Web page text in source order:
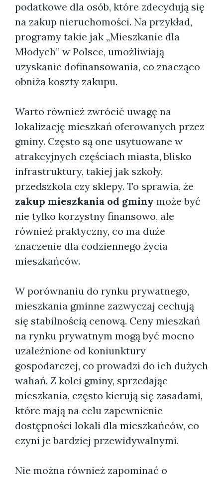
podatkowe dla osób, które zdecydują się
na zakup nieruchomości. Na przykład,
programy takie jak „Mieszkanie dla
Młodych” w Polsce, umożliwiają
uzyskanie dofinansowania, co znacząco
obniża koszty zakupu.
Warto również zwrócić uwagę na
lokalizację mieszkań oferowanych przez
gminy. Często są one usytuowane w
atrakcyjnych częściach miasta, blisko
infrastruktury, takiej jak szkoły,
przedszkola czy sklepy. To sprawia, że
zakup mieszkania od gminy może być
nie tylko korzystny finansowo, ale
również praktyczny, co ma duże
znaczenie dla codziennego życia
mieszkańców.
W porównaniu do rynku prywatnego,
mieszkania gminne zazwyczaj cechują
się stabilnością cenową. Ceny mieszkań
na rynku prywatnym mogą być mocno
uzależnione od koniunktury
gospodarczej, co prowadzi do ich dużych
wahań. Z kolei gminy, sprzedając
mieszkania, często kierują się zasadami,
które mają na celu zapewnienie
dostępności lokali dla mieszkańców, co
czyni je bardziej przewidywalnymi.
Nie można również zapominać o